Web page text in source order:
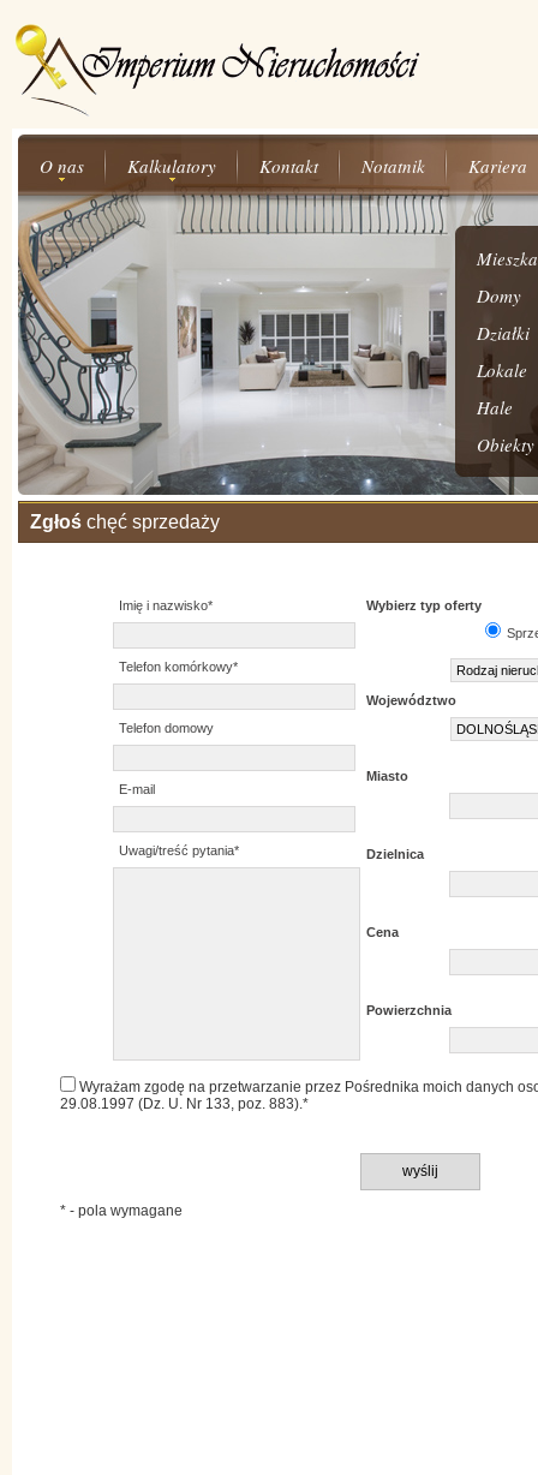
O nas Kalkulatory Kontakt Notatnik Kariera
Domy
Działki
Lokale
Hale
Obiekty
Zgłoś chęć sprzedaży
Wybierz typ oferty
Województwo
Miasto
Dzielnica
Cena
Powierzchnia
Imię i nazwisko*
Telefon komórkowy*
Telefon domowy
E-mail
Uwagi/treść pytania*
Wyrażam zgodę na przetwarzanie przez Pośrednika moich danych
29.08.1997 (Dz. U. Nr 133, poz. 883).*
* - pola wymagane